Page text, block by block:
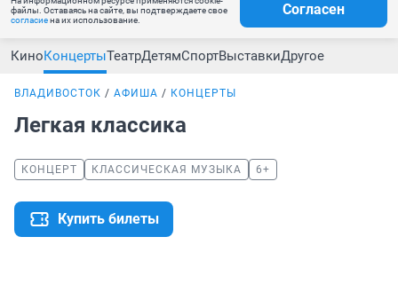
файлы. Оставаясь на сайте, вы подтверждаете свое
согласиена их использование.
Согласен
КиноКонцертыТеатрДетямСпортВыставкиДругое
ВЛАДИВОСТОК АФИША КОНЦЕРТЫ
Легкая классика
КОНЦЕРТ КЛАССИЧЕСКАЯ МУЗЫКА 6+
Купить билеты